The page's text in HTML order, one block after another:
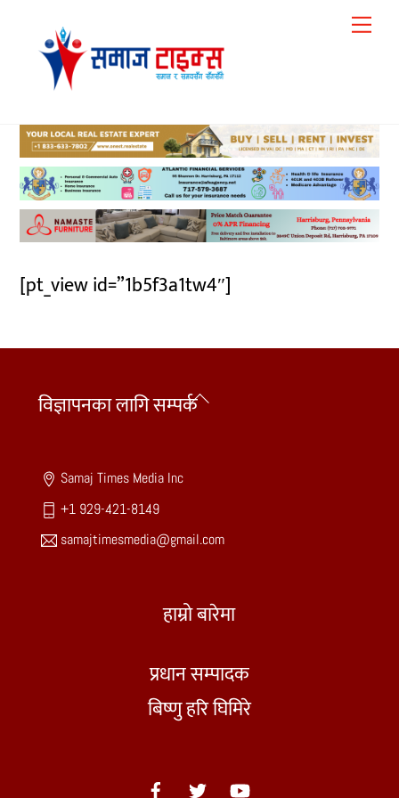
content
[pt_view id=”1b5f3a1tw4″]
Back
विज्ञापनका लागि सम्पर्क
Samaj Times Media Inc
+1 929-421-8149
samajtimesmedia@gmail.com
हाम्रो बारेमा
प्रधान सम्पादक
बिष्णु हरि घिमिरे